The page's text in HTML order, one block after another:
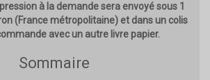
à la demande sera envoyé sous 1
(France métropolitaine) et dans un colis
avec un autre livre papier.
Sommaire